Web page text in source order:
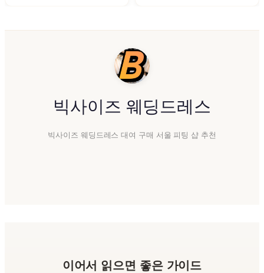
빅사이즈 웨딩드레스
빅사이즈 웨딩드레스 대여 구매 서울 피팅 샵 추천
이어서 읽으면 좋은 가이드